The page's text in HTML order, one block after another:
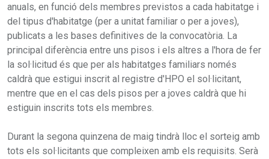
anuals, en funció dels membres previstos a cada habitatge i
del tipus d'habitatge (per a unitat familiar o per a joves),
publicats a les bases definitives de la convocatòria. La
principal diferència entre uns pisos i els altres a l'hora de fer
la sol·licitud és que per als habitatges familiars només
caldrà que estigui inscrit al registre d'HPO el sol·licitant,
mentre que en el cas dels pisos per a joves caldrà que hi
estiguin inscrits tots els membres.
Durant la segona quinzena de maig tindrà lloc el sorteig amb
tots els sol·licitants que compleixen amb els requisits. Serà